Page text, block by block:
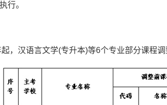
行。
汉语言文学(专升本)等6个专业部分课程调